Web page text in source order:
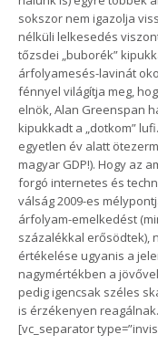
sokszor nem igazolja
nélküli lelkesedés
tőzsdei „buborék”
árfolyamesés-lavinát
fénnyel világítja meg,
elnök, Alan Greenspan
kipukkadt a „dotkom”
egyetlen év alatt
magyar GDP!). Hogy az
forgó internetes és
válság 2009-es
árfolyam-emelkedést
százalékkal erősödtek),
értékelése ugyanis a
nagymértékben a
pedig igencsak széles
is érzékenyen reagálnak.
[vc_separator